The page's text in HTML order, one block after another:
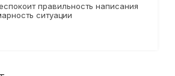
правильность написания
ситуации